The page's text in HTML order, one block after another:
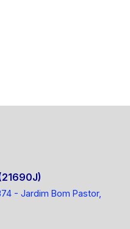
- Jardim Bom Pastor,